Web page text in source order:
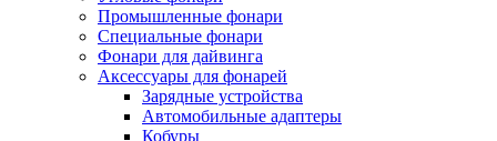
Промышленные фонари
Специальные фонари
Фонари для дайвинга
Аксессуары для фонарей
Зарядные устройства
Автомобильные адаптеры
Кобуры